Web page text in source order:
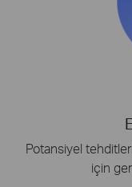
Potansiyel
için